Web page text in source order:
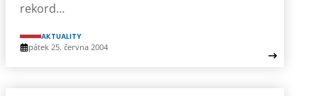
rekord…
AKTUALITY
pátek 25. června 2004